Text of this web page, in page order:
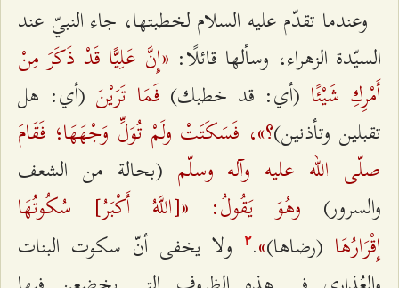
وعندما تقدّم عليه السلام لخطبتها، جاء النبيّ عند
السيّدة الزهراء، وسألها قائلًا: «إِنَّ عَلِيًّا قَدْ ذَكَرَ مِنْ
أَمْرِكِ شَيْئًا (أي: قد خطبك) فَمَا تَرَيْنَ (أي: هل
تقبلين وتأذنين)؟»، فَسَكَتَتْ ولَمْ تُوَلِّ وَجْهَهَا؛ فَقَامَ
صلّى الله عليه وآله وسلّم (بحالة من الشعف
والسرور) وهُوَ يَقُولُ: «[اللَّهُ أَكْبَرُ] سُكُوتُهَا
إِقْرَارُهَا (رضاها)»
.٢ولا يخفى أنّ سكوت البنات